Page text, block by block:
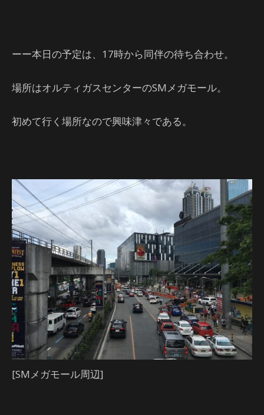
ーー本日の予定は、17時から同伴の待ち合わせ。
場所はオルティガスセンターのSMメガモール。
初めて行く場所なので興味津々である。
[SMメガモール周辺]